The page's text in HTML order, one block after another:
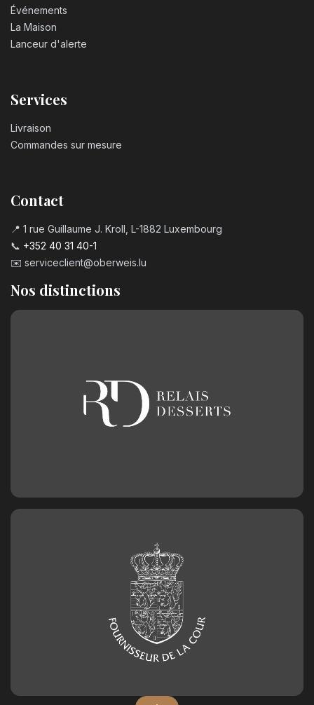
Événements
La Maison
Lanceur d'alerte
Services
Livraison
Commandes sur mesure
Contact
📍 1 rue Guillaume J. Kroll, L-1882 Luxembourg
📞 +352 40 31 40-1
✉️ serviceclient@oberweis.lu
Nos distinctions